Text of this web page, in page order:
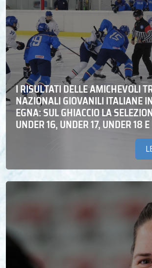
I RISULTATI DELLE AMICHEVOLI
NAZIONALI GIOVANILI ITALIANE
EGNA: SUL GHIACCIO LA
UNDER 16, UNDER 17, UNDER 18